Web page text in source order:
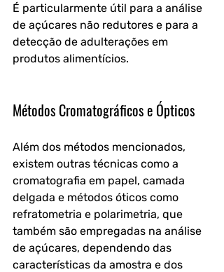
É particularmente útil para a análise
de açúcares não redutores e para a
detecção de adulterações em
produtos alimentícios.
Métodos Cromatográficos e Ópticos
Além dos métodos mencionados,
existem outras técnicas como a
cromatografia em papel, camada
delgada e métodos óticos como
refratometria e polarimetria, que
também são empregadas na análise
de açúcares, dependendo das
características da amostra e dos